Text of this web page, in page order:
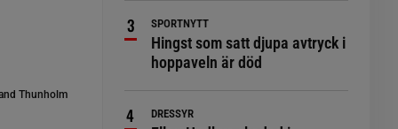
Thunholm
SPORTNYTT
Hingst som satt djupa avtryck i
hoppaveln är död
DRESSYR